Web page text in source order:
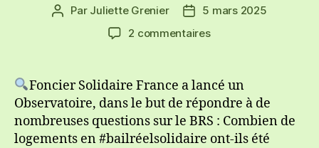
Auteur
Par Juliette Grenier
Date
de
5 mars 2025
2 commentairessur
présentation
bilan
d’activité
nationale
Foncier Solidaire France a lancé un
Observatoire, dans le but de répondre à de
nombreuses questions sur le BRS : Combien de
logements en #bailréelsolidaire ont-ils été